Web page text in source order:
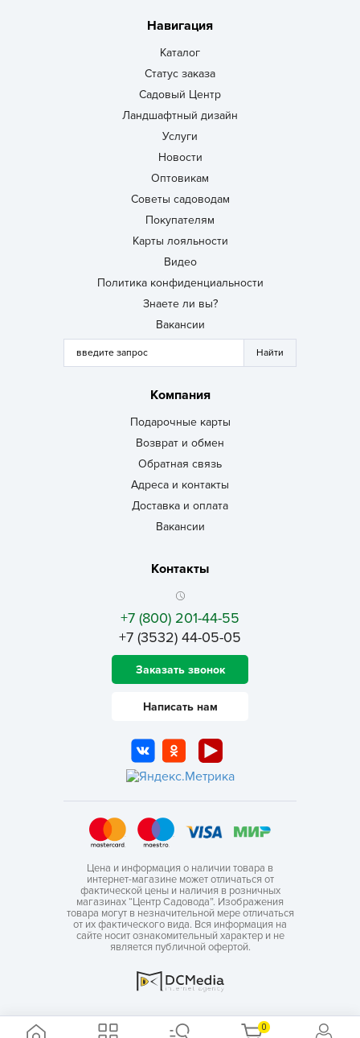
0
Навигация
Каталог
Статус заказа
Садовый Центр
Ландшафтный дизайн
Услуги
Новости
Оптовикам
Советы садоводам
Покупателям
Карты лояльности
Видео
Политика конфиденциальности
Знаете ли вы?
Вакансии
Компания
Подарочные карты
Возврат и обмен
Обратная связь
Адреса и контакты
Доставка и оплата
Вакансии
Контакты
+7 (800) 201-44-55
+7 (3532) 44-05-05
Заказать звонок
Написать нам
Цена и информация о наличии товара в
интернет-магазине может отличаться от
фактической цены и наличия в розничных
магазинах “Центр Садовода”. Изображения
товара могут в незначительной мере отличаться
от их фактического вида. Вся информация на
сайте носит ознакомительный характер и не
является публичной офертой.